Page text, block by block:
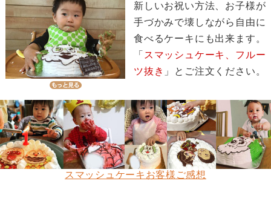
新しいお祝い方法、お子様が
手づかみで壊しながら自由に
食べるケーキにも出来ます。
「 スマッシュケーキ、フルー
ツ抜き 」とご注文ください。
スマッシュケーキお客様ご感想